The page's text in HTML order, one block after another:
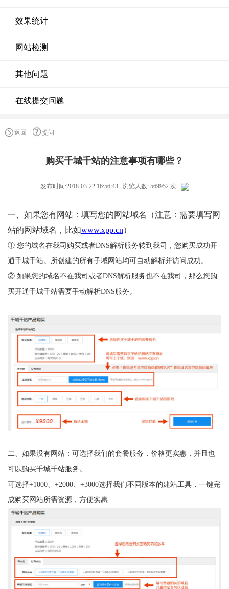
效果统计
网站检测
其他问题
在线提交问题
返回 提问
购买千城千站的注意事项有哪些？
发布时间:2018-03-22 16:56:43 浏览人数: 569952 次
一、如果您有网站：填写您的网站域名（注意：需要填写网
站的网站域名，比如www.xpp.cn）
① 您的域名在我司购买或者DNS解析服务转到我司，您购买成功开
通千城千站。所创建的所有子域网站均可自动解析并访问成功。
② 如果您的域名不在我司或者DNS解析服务也不在我司，那么您购
买开通千城千站需要手动解析DNS服务。
二、如果没有网站：可选择我们的套餐服务，价格更实惠，并且也
可以购买千城千站服务。
可选择+1000、+2000、+3000选择我们不同版本的建站工具，一键完
成购买网站所需资源，方便实惠